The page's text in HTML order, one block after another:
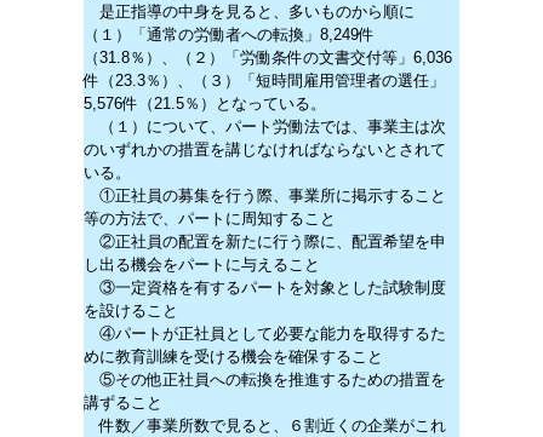
是正指導の中身を見ると、多いものから順に
（１）「通常の労働者への転換」8,249件
（31.8％）、（２）「労働条件の文書交付等」6,036
件（23.3％）、（３）「短時間雇用管理者の選任」
5,576件（21.5％）となっている。
（１）について、パート労働法では、事業主は次
のいずれかの措置を講じなければならないとされて
いる。
①正社員の募集を行う際、事業所に掲示すること
等の方法で、パートに周知すること
②正社員の配置を新たに行う際に、配置希望を申
し出る機会をパートに与えること
③一定資格を有するパートを対象とした試験制度
を設けること
④パートが正社員として必要な能力を取得するた
めに教育訓練を受ける機会を確保すること
⑤その他正社員への転換を推進するための措置を
講ずること
件数／事業所数で見ると、６割近くの企業がこれ